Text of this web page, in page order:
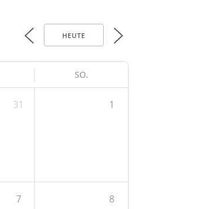
HEUTE
SO.
31 1
7 8